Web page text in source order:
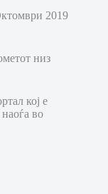
2019
низ
кој е
во